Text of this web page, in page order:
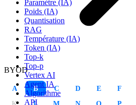
Paramètre (IA)
Poids (IA)
Quantisation
RAG
Température (IA)
Token (IA)
Top-k
Top-p
Vertex AI
Agent IA
Algorithme
API
BYOD
A B C D E F